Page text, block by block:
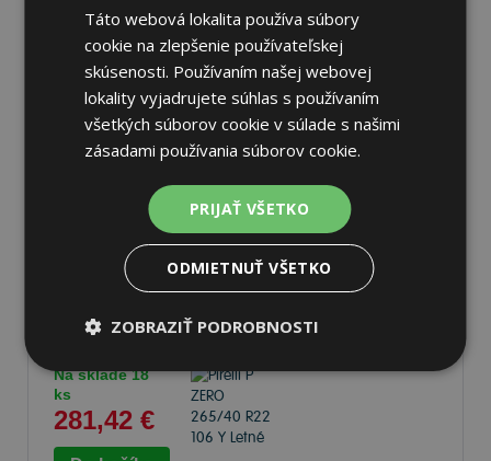
281,42 €
Pirelli P ZERO265/40 R22 106
Y Letné
Na sklade 18
ks
281,42 €
Táto webová lokalita používa súbory
cookie na zlepšenie používateľskej
skúsenosti. Používaním našej webovej
lokality vyjadrujete súhlas s používaním
všetkých súborov cookie v súlade s našimi
zásadami používania súborov cookie.
PRIJAŤ VŠETKO
ODMIETNUŤ VŠETKO
ZOBRAZIŤ PODROBNOSTI